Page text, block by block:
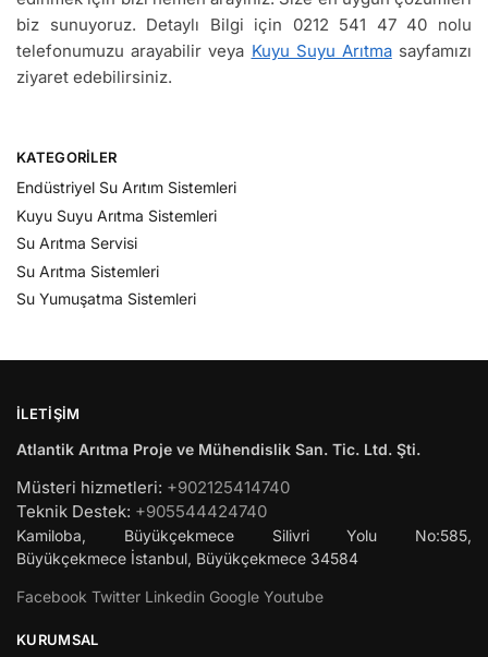
biz sunuyoruz. Detaylı Bilgi için 0212 541 47 40 nolu
telefonumuzu arayabilir veya Kuyu Suyu Arıtmasayfamızı
ziyaret edebilirsiniz.
KATEGORILER
Endüstriyel Su Arıtım Sistemleri
Kuyu Suyu Arıtma Sistemleri
Su Arıtma Servisi
Su Arıtma Sistemleri
Su Yumuşatma Sistemleri
İLETIŞIM
Atlantik Arıtma Proje ve Mühendislik San. Tic. Ltd. Şti.
Müsteri hizmetleri: +902125414740
Teknik Destek: +905544424740
Kamiloba, Büyükçekmece Silivri Yolu No:585,
Büyükçekmece İstanbul, Büyükçekmece 34584
Facebook Twitter Linkedin Google Youtube
KURUMSAL